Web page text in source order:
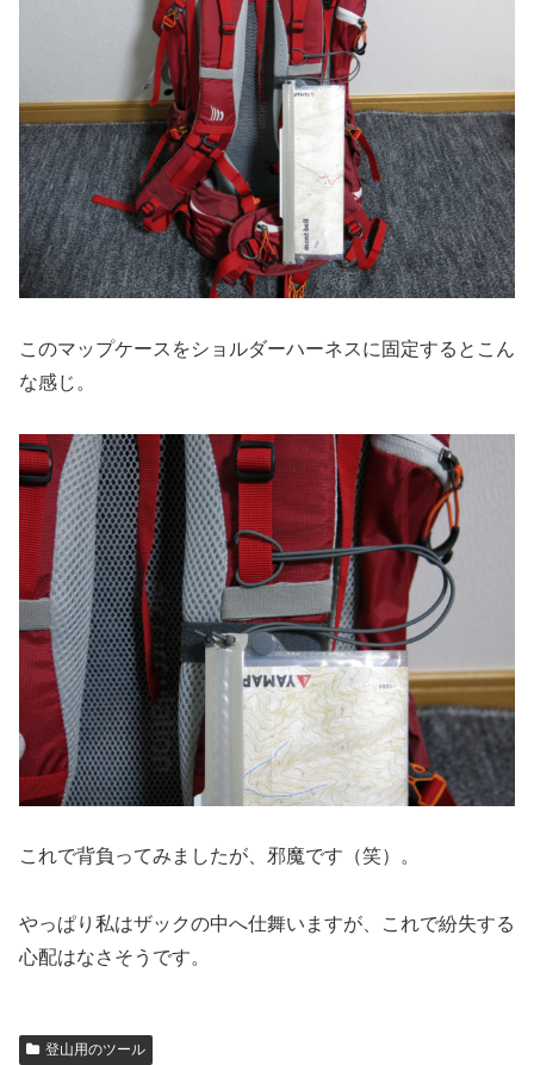
このマップケースをショルダーハーネスに固定するとこん
な感じ。
これで背負ってみましたが、邪魔です（笑）。
やっぱり私はザックの中へ仕舞いますが、これで紛失する
心配はなさそうです。
登山用のツール